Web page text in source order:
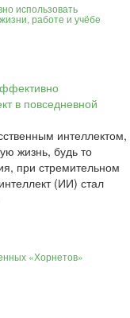
использовать
работе и учёбе
интеллектом,
жизнь, будь то
при стремительном
(ИИ) стал
«Хорнетов»